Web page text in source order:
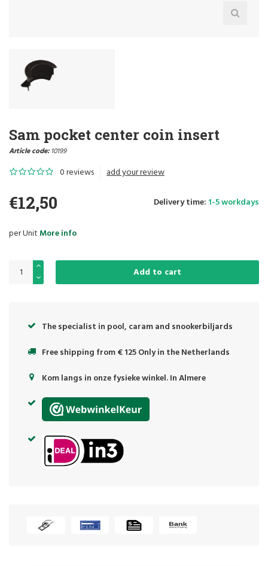
Sam pocket center coin insert
Article code:10199
0 reviews add your review
€12,50 Delivery time: 1-5 workdays
per Unit More info
Add to cart
The specialist in pool, caram and snookerbiljards
Free shipping from € 125 Only in the Netherlands
Kom langs in onze fysieke winkel. In Almere